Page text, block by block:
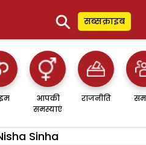
⚲ सब्सक्राइब
आपकी
समस्याएं
राजनीति
Sinha